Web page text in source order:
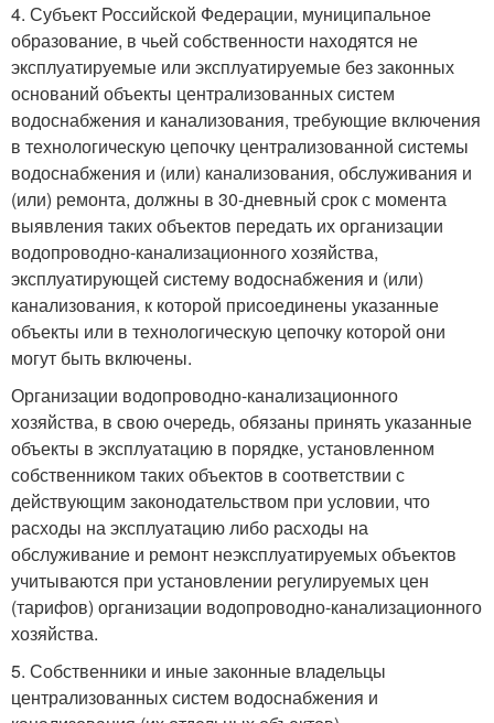
4. Субъект Российской Федерации, муниципальное
образование, в чьей собственности находятся не
эксплуатируемые или эксплуатируемые без законных
оснований объекты централизованных систем
водоснабжения и канализования, требующие включения
в технологическую цепочку централизованной системы
водоснабжения и (или) канализования, обслуживания и
(или) ремонта, должны в 30-дневный срок с момента
выявления таких объектов передать их организации
водопроводно-канализационного хозяйства,
эксплуатирующей систему водоснабжения и (или)
канализования, к которой присоединены указанные
объекты или в технологическую цепочку которой они
могут быть включены.
Организации водопроводно-канализационного
хозяйства, в свою очередь, обязаны принять указанные
объекты в эксплуатацию в порядке, установленном
собственником таких объектов в соответствии с
действующим законодательством при условии, что
расходы на эксплуатацию либо расходы на
обслуживание и ремонт неэксплуатируемых объектов
учитываются при установлении регулируемых цен
(тарифов) организации водопроводно-канализационного
хозяйства.
5. Собственники и иные законные владельцы
централизованных систем водоснабжения и